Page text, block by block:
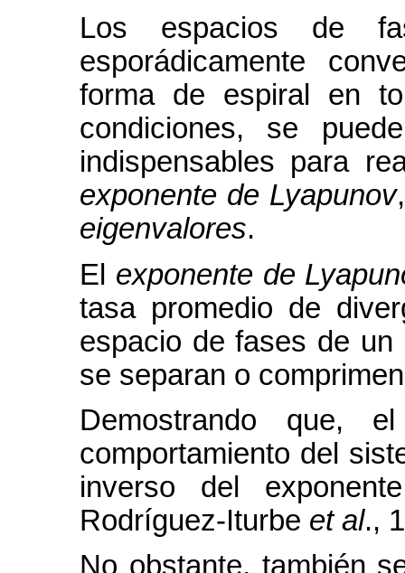
Los espacios de
esporádicamente
forma de espiral en
condiciones, se
indispensables para
exponente de Lyapunov
eigenvalores.
El exponente de
tasa promedio de
espacio de fases de
se separan o
Demostrando que,
comportamiento del
inverso del
Rodríguez-Iturbe et al.,
No obstante, también